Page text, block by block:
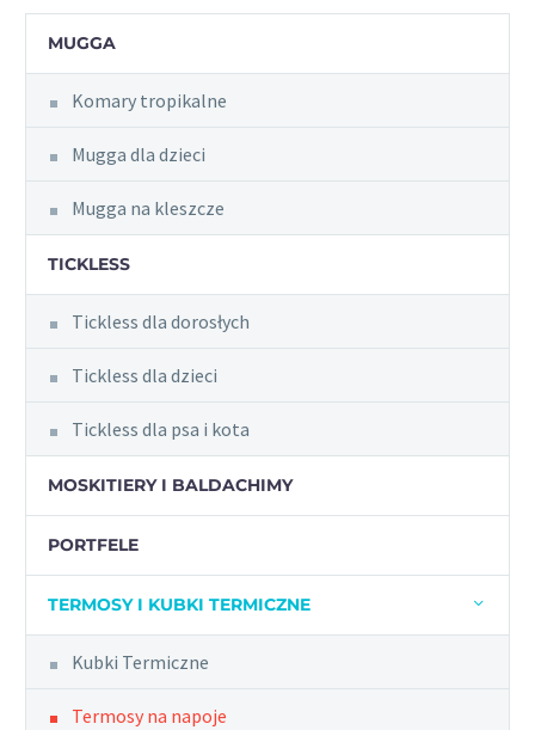
MUGGA
Komary tropikalne
Mugga dla dzieci
Mugga na kleszcze
TICKLESS
Tickless dla dorosłych
Tickless dla dzieci
Tickless dla psa i kota
MOSKITIERY I BALDACHIMY
PORTFELE
TERMOSY I KUBKI TERMICZNE
Kubki Termiczne
Termosy na napoje